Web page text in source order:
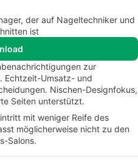
der auf Nageltechniker und
ist
zur
Echtzeit-Umsatz- und
Nischen-Designfokus,
Seiten unterstützt.
mit weniger Reife des
möglicherweise nicht zu den
Salons.